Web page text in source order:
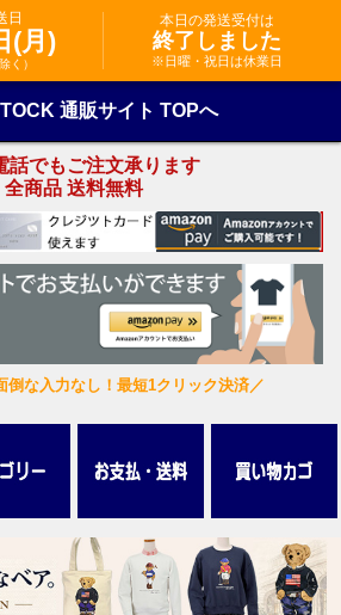
日
(月)
く）
本日の発送受付は
終了しました
※日曜・祝日は休業日
通販サイト TOPへ
話でもご注文承ります
全商品 送料無料
倒な入力なし！最短1クリック決済／